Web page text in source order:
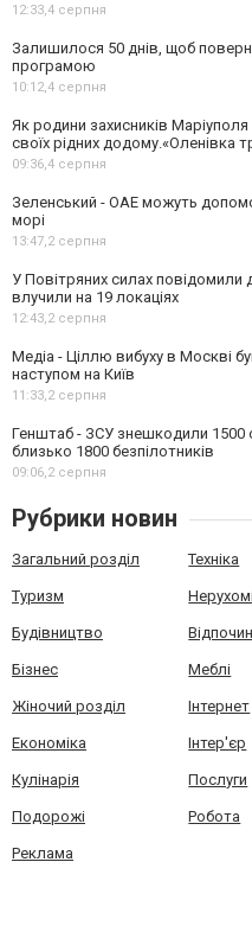
12:33,4 серпня
Залишилося 50 днів, щоб
програмою
10:12,4 серпня
Як родини захисників
своїх рідних додому.«Оленівка
09:36,4 серпня
Зеленський - ОАЕ можуть
морі
13:47,2 серпня
У Повітряних силах повідомили
влучили на 19 локаціях
12:43,2 серпня
Медіа - Ціллю вибуху в Москві
наступом на Київ
11:33,2 серпня
Генштаб - ЗСУ знешкодили 1500
близько 1800 безпілотників
09:06,2 серпня
Рубрики новин
Загальний розділ Техніка
Туризм
Будівництво
Бізнес Меблі
Жіночий розділ Інтернет
Економіка Інтер'єр
Кулінарія Послуги
Подорожі Робота
Реклама